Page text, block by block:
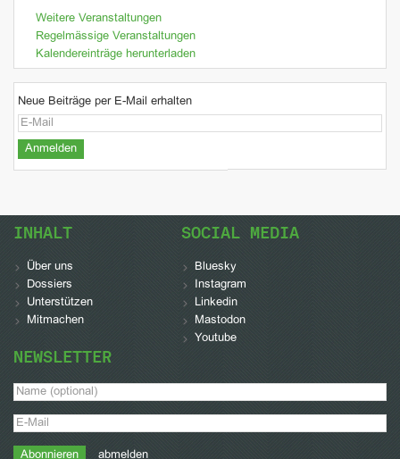
Weitere Veranstaltungen
Regelmässige Veranstaltungen
Kalendereinträge herunterladen
Neue Beiträge per E-Mail erhalten
INHALT
Über uns
Dossiers
Unterstützen
Mitmachen
SOCIAL MEDIA
Bluesky
Instagram
Linkedin
Mastodon
Youtube
NEWSLETTER
abmelden